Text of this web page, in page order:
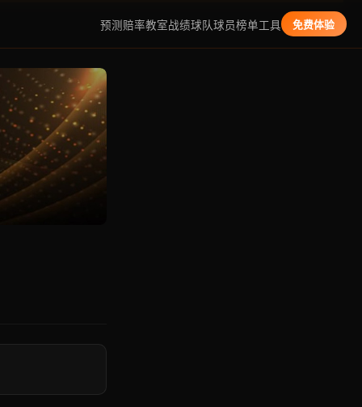
预测赔率教室战绩球队球员榜单工具 免费体验